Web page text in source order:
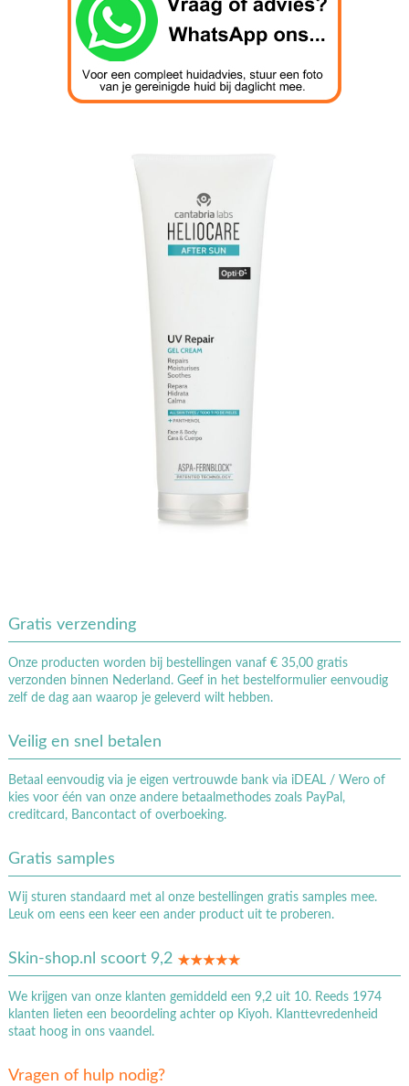
Gratis verzending
Onze producten worden bij bestellingen vanaf € 35,00 gratis
verzonden binnen Nederland. Geef in het bestelformulier eenvoudig
zelf de dag aan waarop je geleverd wilt hebben.
Veilig en snel betalen
Betaal eenvoudig via je eigen vertrouwde bank via iDEAL / Wero of
kies voor één van onze andere betaalmethodes zoals PayPal,
creditcard, Bancontact of overboeking.
Gratis samples
Wij sturen standaard met al onze bestellingen gratis samples mee.
Leuk om eens een keer een ander product uit te proberen.
Skin-shop.nl scoort 9,2
We krijgen van onze klanten gemiddeld een 9,2 uit 10. Reeds 1974
klanten lieten een beoordeling achter op Kiyoh. Klanttevredenheid
staat hoog in ons vaandel.
Vragen of hulp nodig?